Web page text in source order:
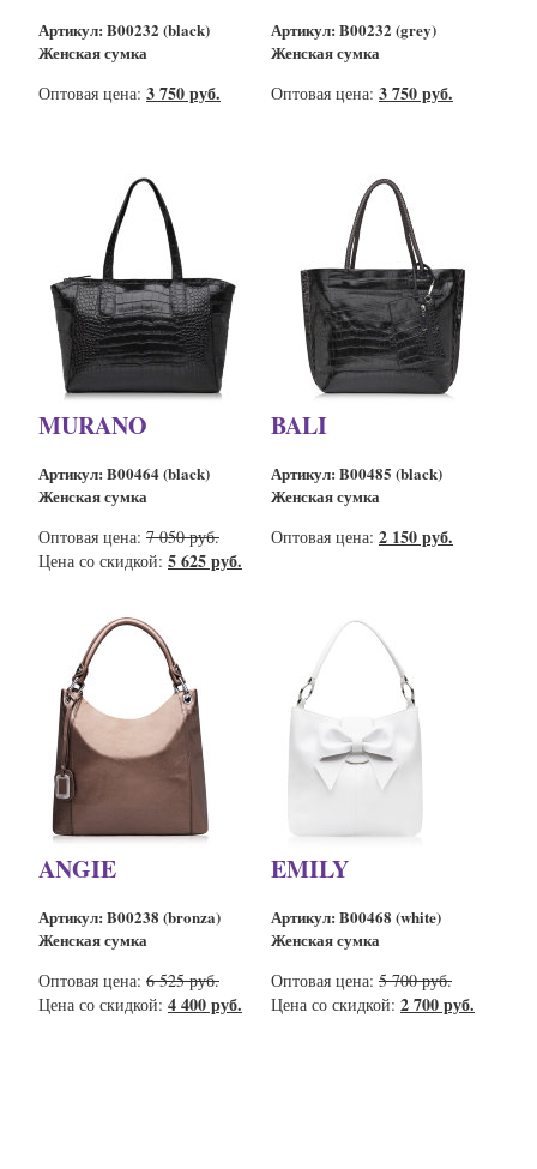
Артикул: B00232 (black)
Женская сумка
Оптовая цена: 3 750 руб.
Артикул: B00232 (grey)
Женская сумка
Оптовая цена: 3 750 руб.
MURANO
Артикул: B00464 (black)
Женская сумка
Оптовая цена: 7 050 руб.
Цена со скидкой: 5 625 руб.
BALI
Артикул: B00485 (black)
Женская сумка
Оптовая цена: 2 150 руб.
ANGIE
Артикул: B00238 (bronza)
Женская сумка
Оптовая цена: 6 525 руб.
Цена со скидкой: 4 400 руб.
EMILY
Артикул: B00468 (white)
Женская сумка
Оптовая цена: 5 700 руб.
Цена со скидкой: 2 700 руб.